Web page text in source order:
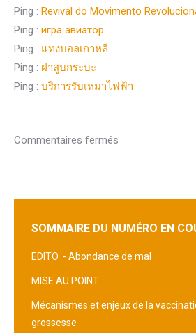
Ping : Revival do Movimento
Ping : игра авиатор
Ping : แทงบอลเกาหลี
Ping : ฝาสูบกระบะ
Ping : บริการรับเหมาไฟฟ้า
Commentaires fermés
SOMMAIRE DU NUMÉRO EN
EDITO - Abondance de mal
MISE AU POINT
Mécanismes et enjeux de la
grossesse